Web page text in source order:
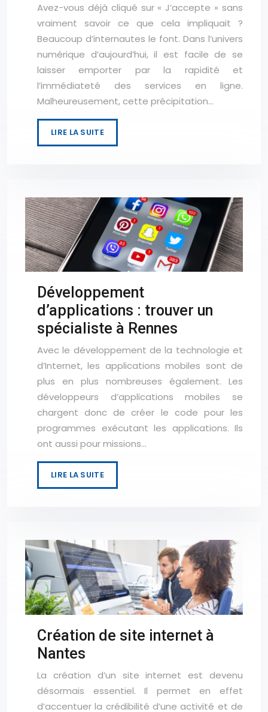
Avez-vous déjà cliqué sur « J’accepte » sans
vraiment savoir ce que cela impliquait ?
Beaucoup d’internautes le font. Dans l’univers
numérique d’aujourd’hui, il est facile de se
laisser emporter par la rapidité et
l’immédiateté des services en ligne.
Malheureusement, cette précipitation…
LIRE LA SUITE
Développement
d’applications : trouver un
spécialiste à Rennes
Avec le développement de la technologie et
d’Internet, les applications mobiles sont de
plus en plus nombreuses également. Les
développeurs d’applications mobiles se
chargent donc de créer le code pour les
programmes exécutant les applications. Ils
ont aussi pour missions…
LIRE LA SUITE
Création de site internet à
Nantes
La création d’un site internet est devenu
désormais essentiel. Il permet en effet
d’accentuer la crédibilité d’une activité et de